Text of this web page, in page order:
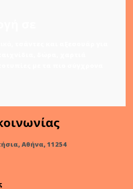
Αθήνα, 11254